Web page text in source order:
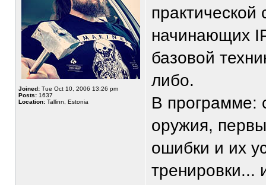
Joined: Tue Oct 10, 2006 13:26 pm
Posts: 1637
Location: Tallinn, Estonia
практической
начинающих
базовой
либо.
В программе:
оружия,
ошибки и их
тренировки...